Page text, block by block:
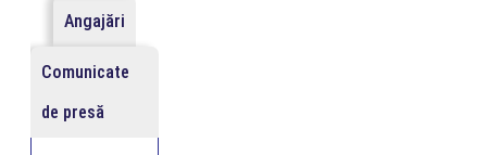
Angajări
Comunicate
de presă